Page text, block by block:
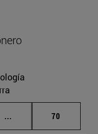
... Páginas intermedias
Página
70